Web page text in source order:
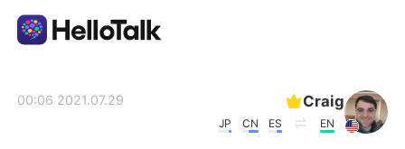
Craig
EN
ES
CN
JP
2021.07.29 00:06